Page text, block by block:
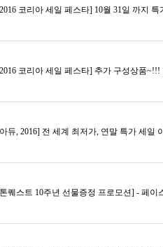
코리아 세일 페스타] 10월 31일 까지
코리아 세일 페스타] 추가 구성상품
듀, 2016] 전 세계 최저가, 연말 특가 세일
퀘스트 10주년 선물증정 프로모션] - 페